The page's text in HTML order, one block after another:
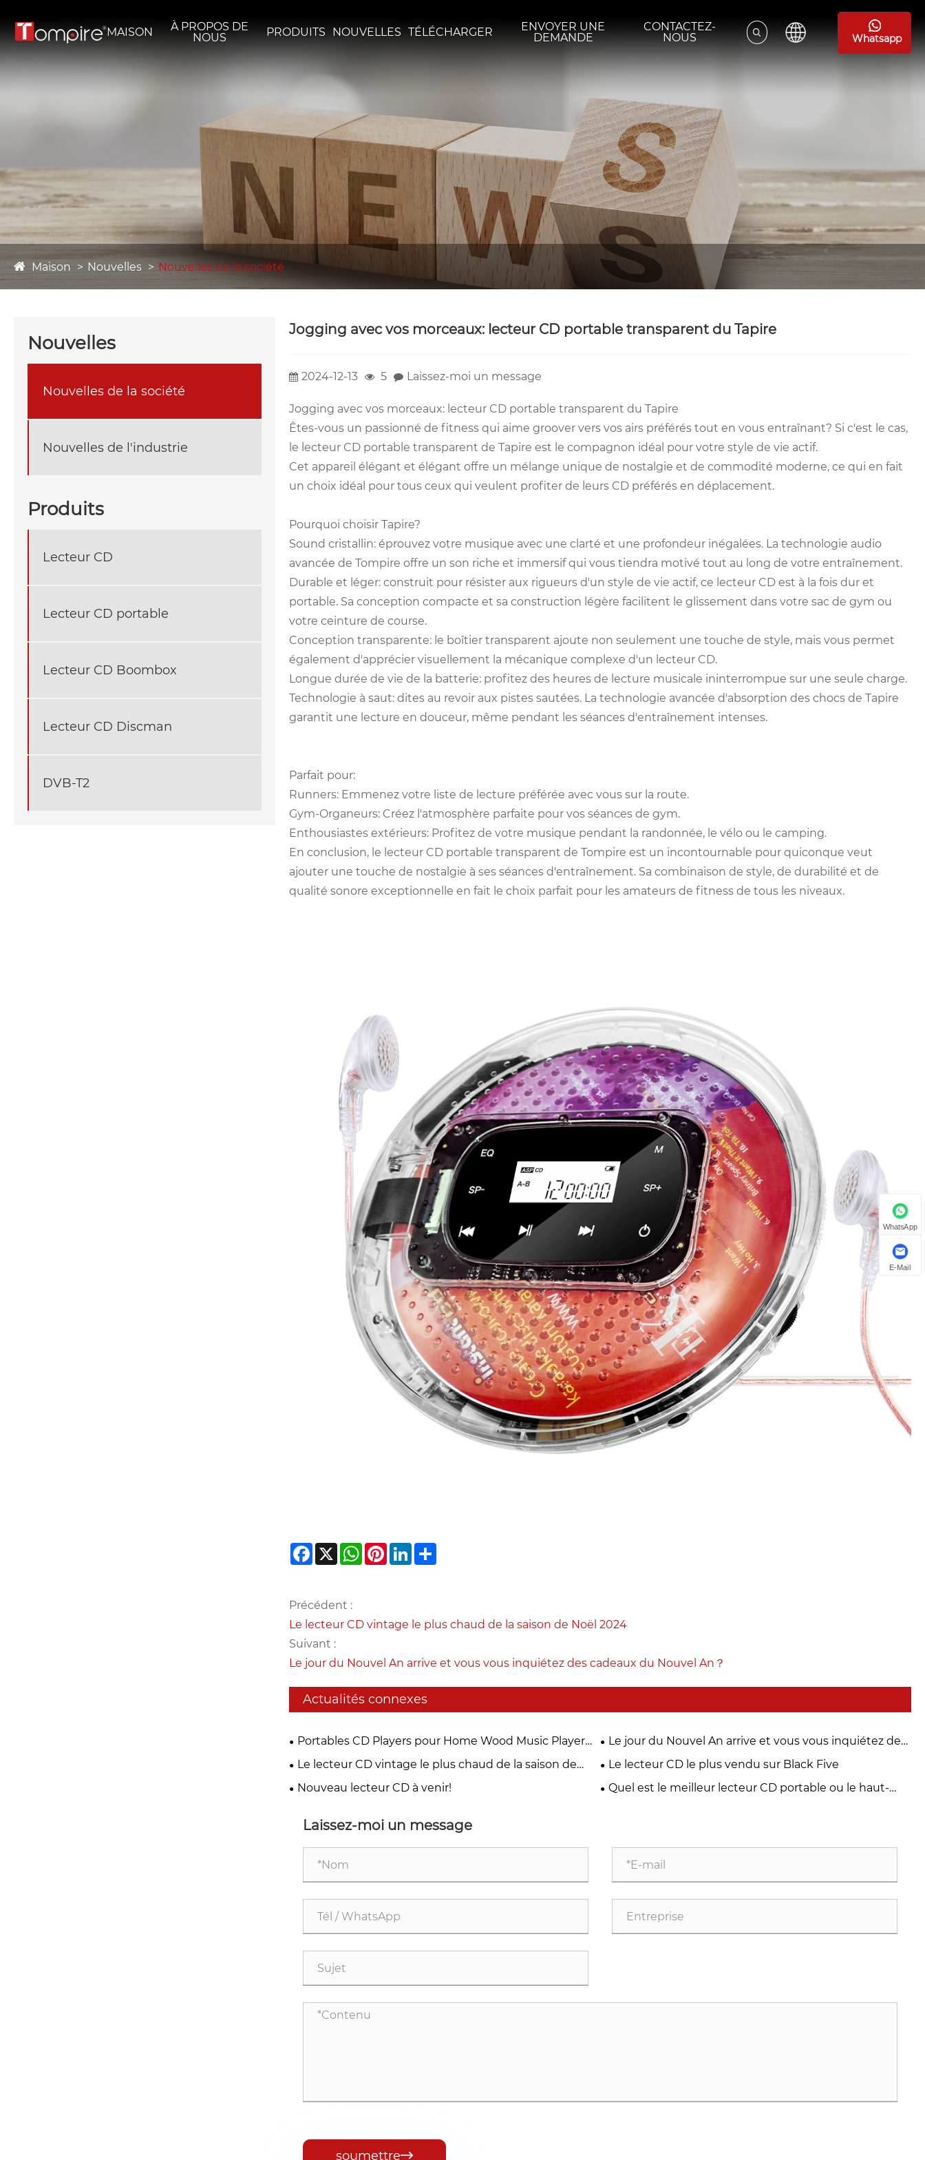
MAISON
À PROPOS DE
NOUS
PRODUITS NOUVELLES TÉLÉCHARGER
ENVOYER UNE
DEMANDE
CONTACTEZ-
NOUS
Whatsapp
Maison Nouvelles Nouvelles de la société
Nouvelles
Nouvelles de la société
Nouvelles de l'industrie
Produits
Lecteur CD
Lecteur CD portable
Lecteur CD Boombox
Lecteur CD Discman
DVB-T2
Jogging avec vos morceaux: lecteur CD portable transparent du Tapire
2024-12-13 5 Laissez-moi un message
Jogging avec vos morceaux: lecteur CD portable transparent du Tapire
Êtes-vous un passionné de fitness qui aime groover vers vos airs préférés tout en vous entraînant? Si c'est le cas,
le lecteur CD portable transparent de Tapire est le compagnon idéal pour votre style de vie actif.
Cet appareil élégant et élégant offre un mélange unique de nostalgie et de commodité moderne, ce qui en fait
un choix idéal pour tous ceux qui veulent profiter de leurs CD préférés en déplacement.
Pourquoi choisir Tapire?
Sound cristallin: éprouvez votre musique avec une clarté et une profondeur inégalées. La technologie audio
avancée de Tompire offre un son riche et immersif qui vous tiendra motivé tout au long de votre entraînement.
Durable et léger: construit pour résister aux rigueurs d'un style de vie actif, ce lecteur CD est à la fois dur et
portable. Sa conception compacte et sa construction légère facilitent le glissement dans votre sac de gym ou
votre ceinture de course.
Conception transparente: le boîtier transparent ajoute non seulement une touche de style, mais vous permet
également d'apprécier visuellement la mécanique complexe d'un lecteur CD.
Longue durée de vie de la batterie: profitez des heures de lecture musicale ininterrompue sur une seule charge.
Technologie à saut: dites au revoir aux pistes sautées. La technologie avancée d'absorption des chocs de Tapire
garantit une lecture en douceur, même pendant les séances d'entraînement intenses.
Parfait pour:
Runners: Emmenez votre liste de lecture préférée avec vous sur la route.
Gym-Organeurs: Créez l'atmosphère parfaite pour vos séances de gym.
Enthousiastes extérieurs: Profitez de votre musique pendant la randonnée, le vélo ou le camping.
En conclusion, le lecteur CD portable transparent de Tompire est un incontournable pour quiconque veut
ajouter une touche de nostalgie à ses séances d'entraînement. Sa combinaison de style, de durabilité et de
qualité sonore exceptionnelle en fait le choix parfait pour les amateurs de fitness de tous les niveaux.
Facebook
X WhatsApp
PinterestLinkedIn
Précédent :
Le lecteur CD vintage le plus chaud de la saison de Noël 2024
Suivant :
Le jour du Nouvel An arrive et vous vous inquiétez des cadeaux du Nouvel An？
Actualités connexes
Portables CD Players pour Home Wood Music Player
FM Radio pour les difficultés à domicile et
télécommande-Walnut Brown
Le jour du Nouvel An arrive et vous vous inquiétez des
cadeaux du Nouvel An？
Le lecteur CD vintage le plus chaud de la saison de
Noël 2024
Le lecteur CD le plus vendu sur Black Five
Nouveau lecteur CD à venir!
Quel est le meilleur lecteur CD portable ou le haut-
Laissez-moi un message
soumettre
WhatsApp
E-Mail